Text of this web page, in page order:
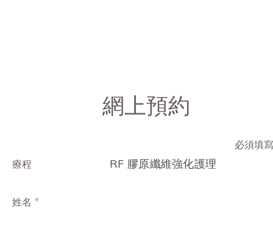
網上預約
必須填
療程
RF 膠原纖維強化護理
姓名 *